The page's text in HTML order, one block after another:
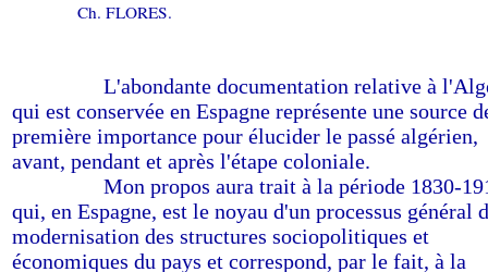
Ch. FLORES.
L'abondante documentation relative à
qui est conservée en Espagne représente une source
première importance pour élucider le passé algérien,
avant, pendant et après l'étape coloniale.
Mon propos aura trait à la période 1830-
qui, en Espagne, est le noyau d'un processus général
modernisation des structures sociopolitiques et
économiques du pays et correspond, par le fait, à la